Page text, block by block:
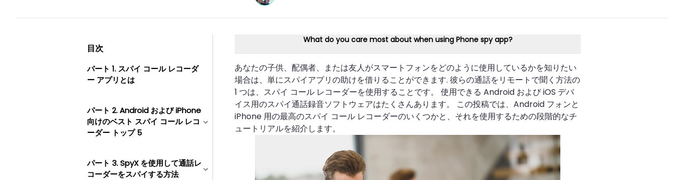
目次
パート 1. スパイ コール レコーダ
ー アプリとは
パート 2. Android および iPhone
向けのベスト スパイ コール レコ
ーダー トップ 5
パート 3. SpyX を使用して通話レ
コーダーをスパイする方法
What do you care most about when using Phone spy app?
あなたの子供、配偶者、または友人がスマートフォンをどのように使用しているかを知りたい
場合は、単にスパイアプリの助けを借りることができます. 彼らの通話をリモートで聞く方法の
1 つは、スパイ コール レコーダーを使用することです。 使用できる Android および iOS デバ
イス用のスパイ通話録音ソフトウェアはたくさんあります。 この投稿では、Android フォンと
iPhone 用の最高のスパイ コール レコーダーのいくつかと、それを使用するための段階的なチ
ュートリアルを紹介します。